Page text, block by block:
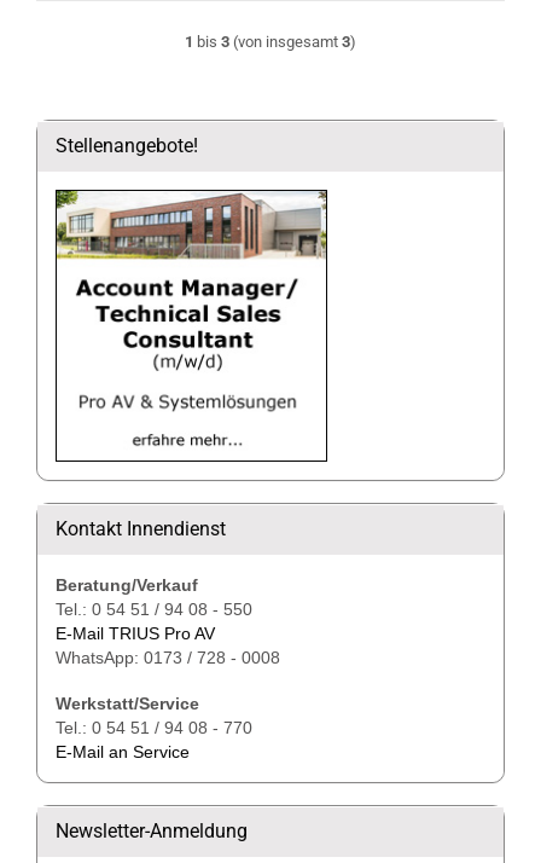
1 bis 3 (von insgesamt 3)
Stellenangebote!
Kontakt Innendienst
Beratung/Verkauf
Tel.: 0 54 51 / 94 08 - 550
E-Mail TRIUS Pro AV
WhatsApp: 0173 / 728 - 0008
Werkstatt/Service
Tel.: 0 54 51 / 94 08 - 770
E-Mail an Service
Newsletter-Anmeldung